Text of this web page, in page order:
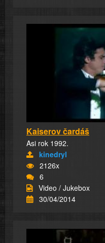
Kaiserov čardáš
Asi rok 1992.
kinedryl
2126x
6
Video / Jukebox
30/04/2014